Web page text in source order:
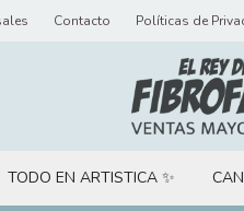
Contacto Políticas de
TODO EN ARTISTICA ✨